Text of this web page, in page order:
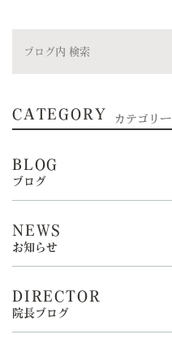
CATEGORY カテゴリー
BLOG
ブログ
NEWS
お知らせ
DIRECTOR
院長ブログ